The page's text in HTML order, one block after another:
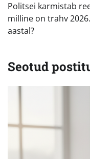
Politsei karmistab
milline on trahv 2026.
aastal?
Seotud